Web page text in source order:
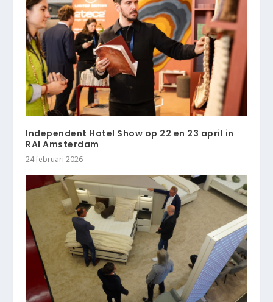
Independent Hotel Show op 22 en 23 april in
RAI Amsterdam
24 februari 2026